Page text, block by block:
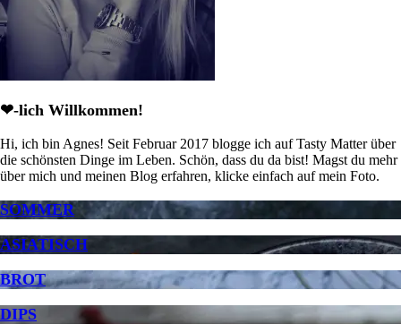
❤-lich Willkommen!
Hi, ich bin Agnes! Seit Februar 2017 blogge ich auf Tasty Matter über
die schönsten Dinge im Leben. Schön, dass du da bist! Magst du mehr
über mich und meinen Blog erfahren, klicke einfach auf mein Foto.
SOMMER
ASIATISCH
BROT
DIPS